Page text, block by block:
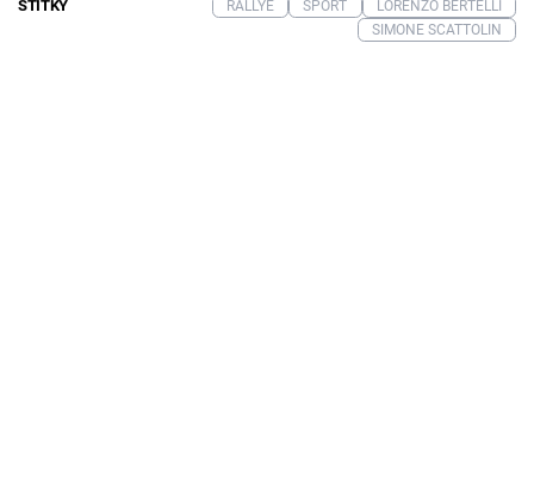
ŠTÍTKY RALLYE SPORT
LORENZO BERTELLI
SIMONE SCATTOLIN